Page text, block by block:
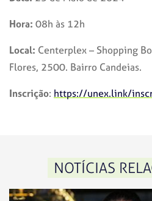
Hora: 08h às 12h
Local: Centerplex – Shopping
Flores, 2500. Bairro Candeias.
Inscrição: https://unex.link/
NOTÍCIAS